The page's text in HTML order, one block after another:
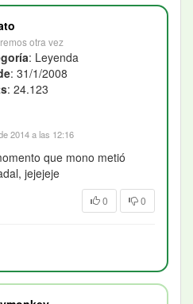
otra vez
: Leyenda
: 31/1/2008
: 24.123
2014 a las 12:16
que mono metió
jejejeje
0 0